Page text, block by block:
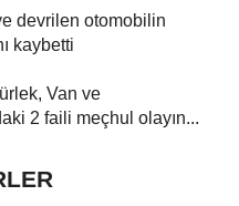
devrilen otomobilin
kaybetti
Van ve
2 faili meçhul olayın...